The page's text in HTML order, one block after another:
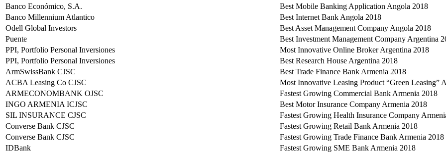
Banco Económico, S.A.
Best Mobile Banking Application Angola 2018
Banco Millennium Atlantico
Best Internet Bank Angola 2018
Odell Global Investors
Best Asset Management Company Angola 2018
Puente
Best Investment Management Company Argentina
PPI, Portfolio Personal Inversiones
Most Innovative Online Broker Argentina 2018
PPI, Portfolio Personal Inversiones
Best Research House Argentina 2018
ArmSwissBank CJSC
Best Trade Finance Bank Armenia 2018
ACBA Leasing Co CJSC
Most Innovative Leasing Product “Green Leasing”
ARMECONOMBANK OJSC
Fastest Growing Commercial Bank Armenia 2018
INGO ARMENIA ICJSC
Best Motor Insurance Company Armenia 2018
SIL INSURANCE CJSC
Fastest Growing Health Insurance Company
Converse Bank CJSC
Fastest Growing Retail Bank Armenia 2018
Converse Bank CJSC
Fastest Growing Trade Finance Bank Armenia 2018
IDBank
Fastest Growing SME Bank Armenia 2018